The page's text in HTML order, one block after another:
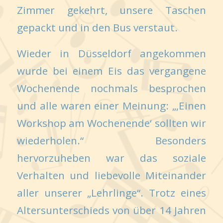
Zimmer gekehrt, unsere Taschen
gepackt und in den Bus verstaut.
Wieder in Düsseldorf angekommen
wurde bei einem Eis das vergangene
Wochenende nochmals besprochen
und alle waren einer Meinung: „‚Einen
Workshop am Wochenende‘ sollten wir
wiederholen.“ Besonders
hervorzuheben war das soziale
Verhalten und liebevolle Miteinander
aller unserer „Lehrlinge“. Trotz eines
Altersunterschieds von über 14 Jahren